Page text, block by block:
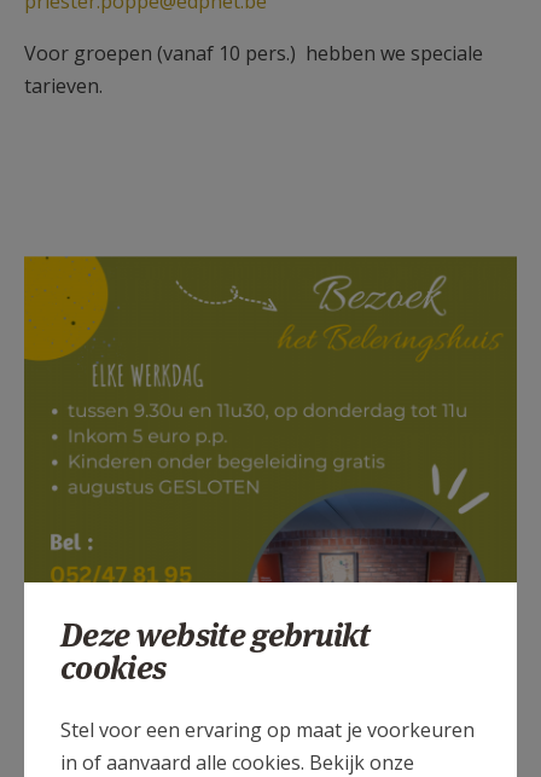
Voor groepen (vanaf 10 pers.) hebben we speciale
tarieven.
Deze website gebruikt
cookies
Stel voor een ervaring op maat je voorkeuren
in of aanvaard alle cookies. Bekijk onze